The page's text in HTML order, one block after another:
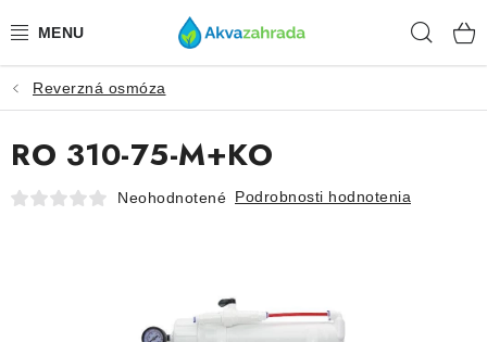
na
TECHNIKA
HNOJIVÁ
VODA
Reverzná osmóza
RO 310-75-M+KO
Neohodnotené Podrobnosti hodnotenia